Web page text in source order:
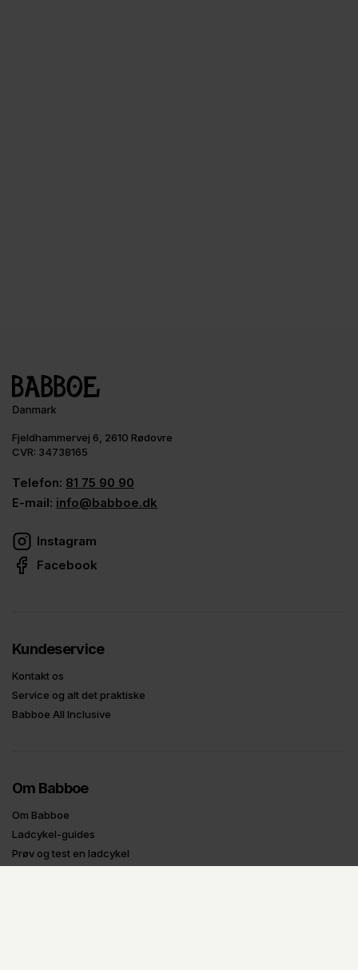
Fjeldhammervej 6, 2610 Rødovre
CVR: 34738165
Telefon: 81 75 90 90
E-mail: info@babboe.dk
Instagram
Facebook
Kundeservice
Kontakt os
Service og alt det praktiske
Babboe All Inclusive
Om Babboe
Om Babboe
Ladcykel-guides
Prøv og test en ladcykel